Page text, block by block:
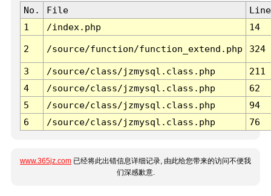
No. File
Line
1
/index.php 14
2 /source/function/function_extend.php 324
3 /source/class/jzmysql.class.php
211
4
/source/class/jzmysql.class.php
62
5
/source/class/jzmysql.class.php
94
6
/source/class/jzmysql.class.php 76
www.365jz.com 已经将此出错信息详细记录, 由此给您带来的访问不便我
们深感歉意.